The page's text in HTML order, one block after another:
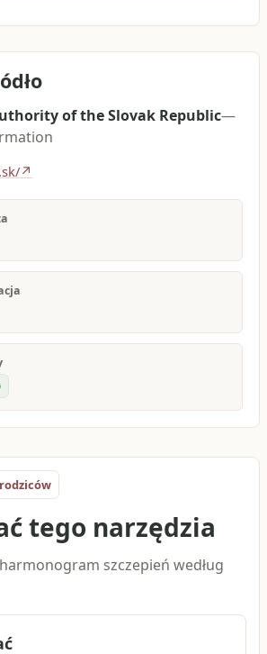
of the Slovak Republic—
↗
tego narzędzia
szczepień według